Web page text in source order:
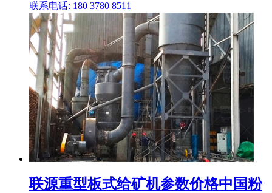
联系电话: 180 3780 8511
联源重型板式给矿机参数价格中国粉